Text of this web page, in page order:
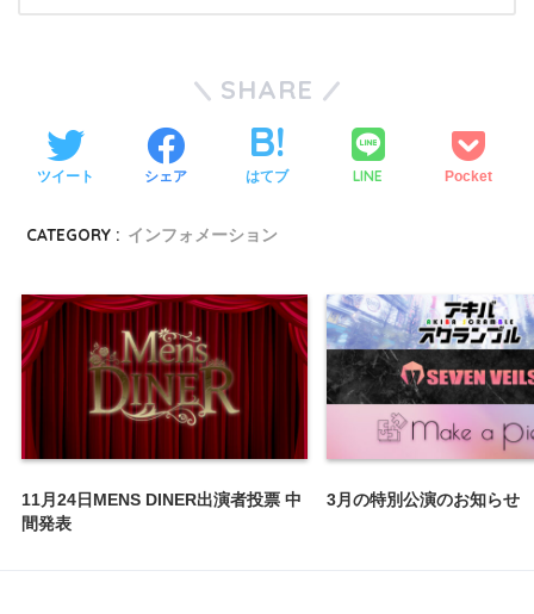
SHARE
ツイート シェア はてブ LINE Pocket
CATEGORY : インフォメーション
11月24日MENS DINER出演者投票 中
間発表
3月の特別公演のお知らせ